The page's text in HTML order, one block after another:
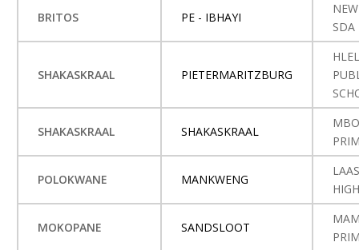
BRITOS PE - IBHAYI
SDA
SHAKASKRAAL PIETERMARITZBURG
SHAKASKRAAL SHAKASKRAAL
POLOKWANE MANKWENG
MOKOPANE SANDSLOOT